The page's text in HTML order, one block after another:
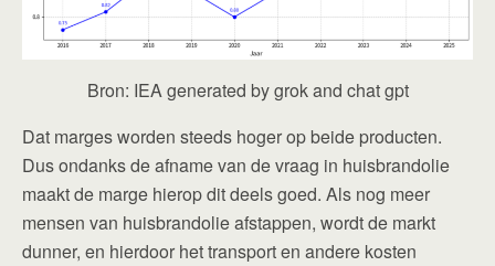
Bron: IEA generated by grok and chat gpt
Dat marges worden steeds hoger op beide producten.
Dus ondanks de afname van de vraag in huisbrandolie
maakt de marge hierop dit deels goed. Als nog meer
mensen van huisbrandolie afstappen, wordt de markt
dunner, en hierdoor het transport en andere kosten